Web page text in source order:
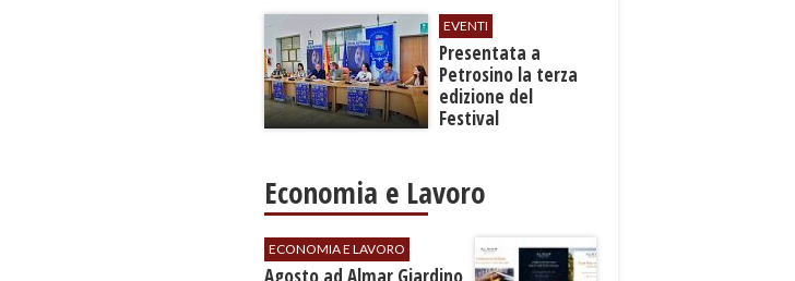
EVENTI
Presentata a
Petrosino la terza
edizione del
Festival
"Voci dal
Mediterraneo"
Economia e Lavoro
ECONOMIA E LAVORO
Agosto ad Almar Giardino